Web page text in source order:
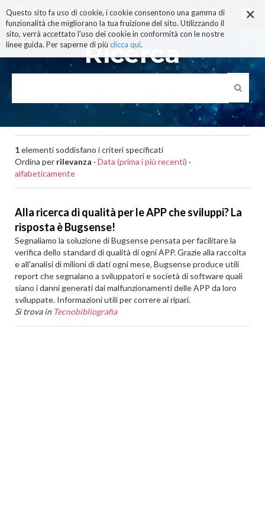
×
Questo sito fa uso di cookie, i cookie consentono una gamma di
funzionalità che migliorano la tua fruizione del sito. Utilizzando il
sito, verrà accettato l'uso dei cookie in conformità con le nostre
linee guida. Per saperne di più clicca qui.
ai
contenuti.
|
alla
navigazione
Ricerca
1elementi soddisfano i criteri specificati
Ordina per rilevanza · Data (prima i più recenti) ·
alfabeticamente
Alla ricerca di qualità per le APP che sviluppi? La
risposta è Bugsense!
Segnaliamo la soluzione di Bugsense pensata per facilitare la
verifica dello standard di qualità di ogni APP. Grazie alla raccolta
e all'analisi di milioni di dati ogni mese, Bugsense produce utili
report che segnalano a sviluppatori e società di software quali
siano i danni generati dai malfunzionamenti delle APP da loro
sviluppate. Informazioni utili per correre ai ripari.
Si trova in Tecnobibliografia